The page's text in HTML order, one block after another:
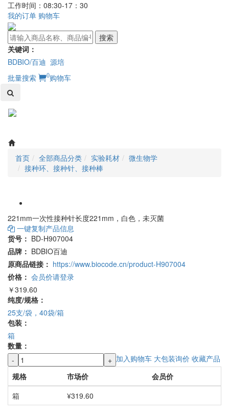
工作时间：08:30-17：30
我的订单 购物车
搜索
关键词：
BDBIO/百迪 源培
批量搜索
0购物车
首页 全部商品分类 实验耗材
微生物学
接种环、接种针、接种棒
221mm一次性接种针长度221mm，白色，未灭菌
一键复制产品信息
货号： BD-H907004
品牌： BDBIO百迪
原商品链接： https://www.biocode.cn/product-H907004
价格： 会员价请登录
￥319.60
纯度/规格：
25支/袋，40袋/箱
包装：
箱
数量：
-
+ 加入购物车 大包装询价 收藏产品
规格
市场价
会员价
箱
¥319.60